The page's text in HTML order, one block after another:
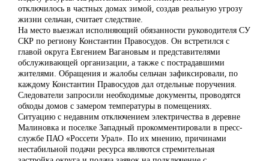
отключилось в частных домах зимой, создав реальную угрозу
жизни сельчан, считает следствие.
На место выезжал исполняющий обязанности руководителя СУ
СКР по региону Константин Правосудов. Он встретился с
главой округа Евгением Вагановым и представителями
обслуживающей организации, а также с пострадавшими
жителями. Обращения и жалобы сельчан зафиксировали, по
каждому Константин Правосудов дал отдельные поручения.
Следователи запросили необходимые документы, проводятся
обходы домов с замером температуры в помещениях.
Ситуацию с недавним отключением электричества в деревне
Малиновка и поселке Западный прокомментировали в пресс-
службе ПАО «Россети Урал». По их мнению, причинами
нестабильной подачи ресурса являются стремительная